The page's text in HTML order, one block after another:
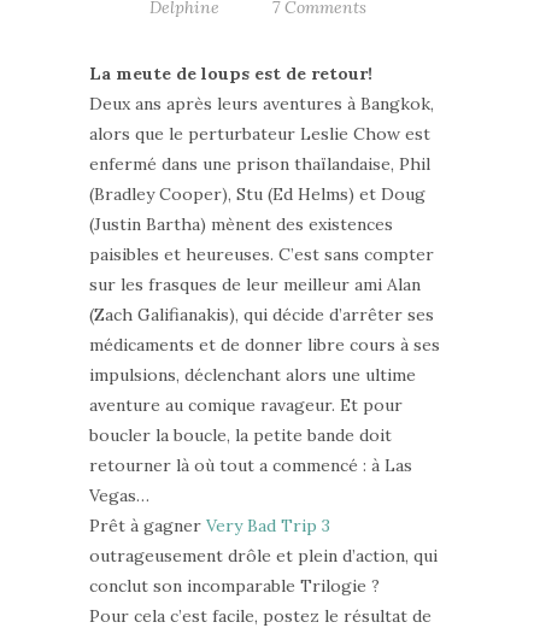
Delphine
7 Comments
La meute de loups est de retour!
Deux ans après leurs aventures à Bangkok,
alors que le perturbateur Leslie Chow est
enfermé dans une prison thaïlandaise, Phil
(Bradley Cooper), Stu (Ed Helms) et Doug
(Justin Bartha) mènent des existences
paisibles et heureuses. C’est sans compter
sur les frasques de leur meilleur ami Alan
(Zach Galifianakis), qui décide d’arrêter ses
médicaments et de donner libre cours à ses
impulsions, déclenchant alors une ultime
aventure au comique ravageur. Et pour
boucler la boucle, la petite bande doit
retourner là où tout a commencé : à Las
Vegas…
Prêt à gagner Very Bad Trip 3
outrageusement drôle et plein d’action, qui
conclut son incomparable Trilogie ?
Pour cela c’est facile, postez le résultat de